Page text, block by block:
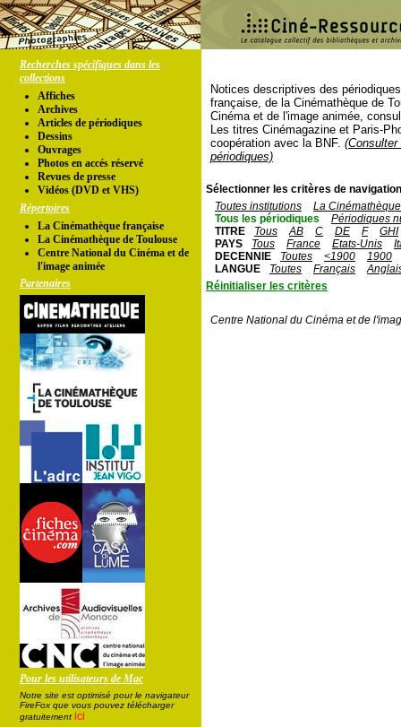
Recherches spécifiques dans les
collections
Affiches
Archives
Articles de périodiques
Dessins
Ouvrages
Photos en accés réservé
Revues de presse
Vidéos (DVD et VHS)
Répertoires
La Cinémathèque française
La Cinémathèque de Toulouse
Centre National du Cinéma et de
l'image animée
Partenaires
Pour les utilisateurs de Mac
Notre site est optimisé pour le navigateur
FireFox que vous pouvez télécharger
gratuitement ici
Notices descriptives des
française, de la Cinémathèque de
Cinéma et de l'image animée,
Les titres Cinémagazine et Paris-
coopération avec la BNF.
périodiques)
Sélectionner les critères de
Toutes institutions
La
Tous les périodiques
Périodiques
TITRE
Tous AB C DE F
GHI
PAYS
Tous France Etats-Unis
DECENNIE
Toutes <1900
1900
LANGUE
Toutes Français
Réinitialiser les critères
Centre National du Cinéma et de